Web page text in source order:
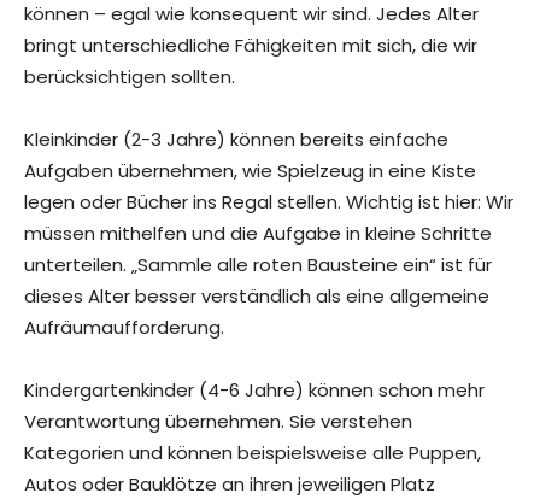
können – egal wie konsequent wir sind. Jedes Alter
bringt unterschiedliche Fähigkeiten mit sich, die wir
berücksichtigen sollten.
Kleinkinder (2-3 Jahre) können bereits einfache
Aufgaben übernehmen, wie Spielzeug in eine Kiste
legen oder Bücher ins Regal stellen. Wichtig ist hier: Wir
müssen mithelfen und die Aufgabe in kleine Schritte
unterteilen. „Sammle alle roten Bausteine ein“ ist für
dieses Alter besser verständlich als eine allgemeine
Aufräumaufforderung.
Kindergartenkinder (4-6 Jahre) können schon mehr
Verantwortung übernehmen. Sie verstehen
Kategorien und können beispielsweise alle Puppen,
Autos oder Bauklötze an ihren jeweiligen Platz